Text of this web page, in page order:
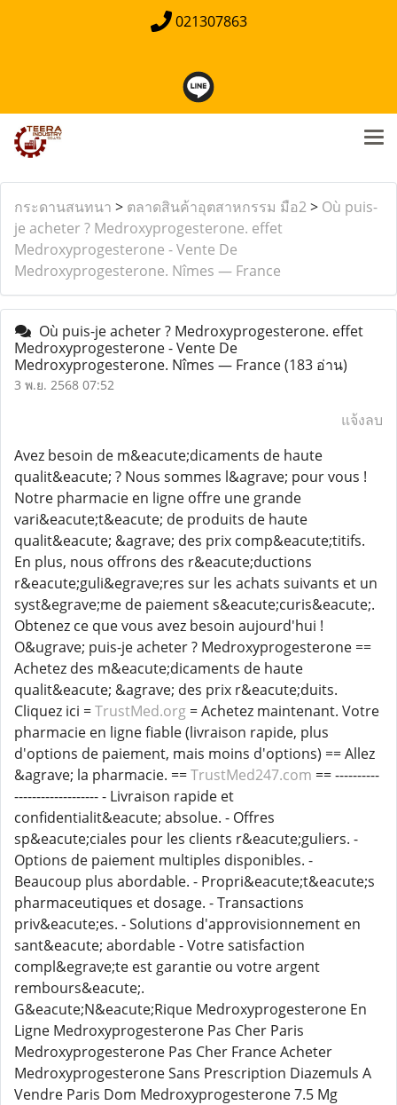
021307863
กระดานสนทนา > ตลาดสินค้าอุตสาหกรรม มือ2> Où puis-
je acheter ? Medroxyprogesterone. effet
Medroxyprogesterone - Vente De
Medroxyprogesterone. Nîmes — France
Où puis-je acheter ? Medroxyprogesterone. effet
Medroxyprogesterone - Vente De
Medroxyprogesterone. Nîmes — France(183 อ่าน)
3 พ.ย. 2568 07:52
แจ้งลบ
Avez besoin de m&eacute;dicaments de haute
qualit&eacute; ? Nous sommes l&agrave; pour vous !
Notre pharmacie en ligne offre une grande
vari&eacute;t&eacute; de produits de haute
qualit&eacute; &agrave; des prix comp&eacute;titifs.
En plus, nous offrons des r&eacute;ductions
r&eacute;guli&egrave;res sur les achats suivants et un
syst&egrave;me de paiement s&eacute;curis&eacute;.
Obtenez ce que vous avez besoin aujourd'hui !
O&ugrave; puis-je acheter ? Medroxyprogesterone ==
Achetez des m&eacute;dicaments de haute
qualit&eacute; &agrave; des prix r&eacute;duits.
Cliquez ici =TrustMed.org = Achetez maintenant. Votre
pharmacie en ligne fiable (livraison rapide, plus
d'options de paiement, mais moins d'options) == Allez
&agrave; la pharmacie. ==TrustMed247.com == ----------
------------------- - Livraison rapide et
confidentialit&eacute; absolue. - Offres
sp&eacute;ciales pour les clients r&eacute;guliers. -
Options de paiement multiples disponibles. -
Beaucoup plus abordable. - Propri&eacute;t&eacute;s
pharmaceutiques et dosage. - Transactions
priv&eacute;es. - Solutions d'approvisionnement en
sant&eacute; abordable - Votre satisfaction
compl&egrave;te est garantie ou votre argent
rembours&eacute;.
G&eacute;N&eacute;Rique Medroxyprogesterone En
Ligne Medroxyprogesterone Pas Cher Paris
Medroxyprogesterone Pas Cher France Acheter
Medroxyprogesterone Sans Prescription Diazemuls A
Vendre Paris Dom Medroxyprogesterone 7.5 Mg